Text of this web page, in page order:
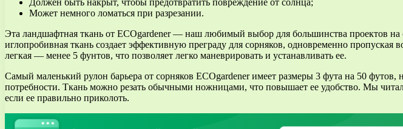
Может немного ломаться при разрезании.
Эта ландшафтная ткань от ECOgardener — наш любимый выбор для большинства проектов на
иглопробивная ткань создает эффективную преграду для сорняков, одновременно
легкая — менее 5 фунтов, что позволяет легко маневрировать и устанавливать ее.
Самый маленький рулон барьера от сорняков ECOgardener имеет размеры 3 фута на 50
потребности. Ткань можно резать обычными ножницами, что повышает ее удобство. Мы
если ее правильно приколоть.